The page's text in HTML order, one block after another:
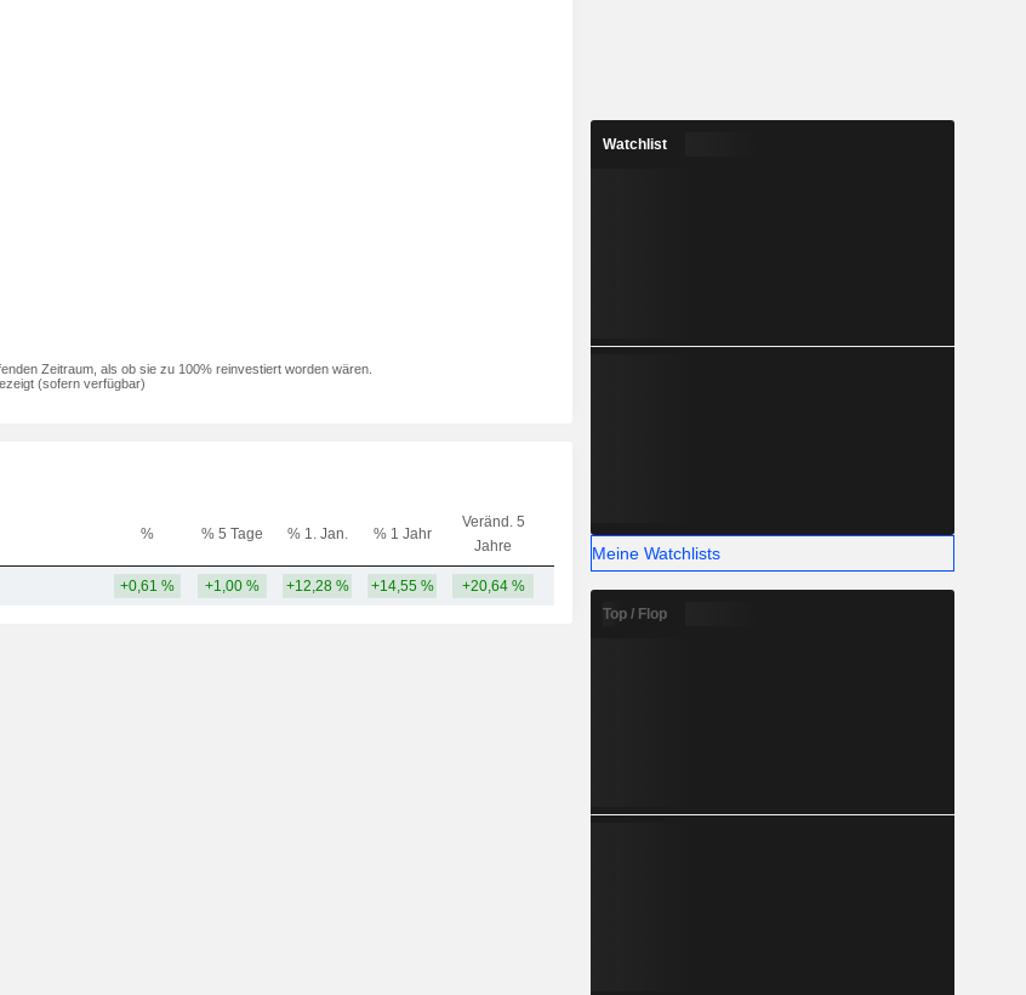
Zeitraum, als ob sie zu 100% reinvestiert worden wären.
(sofern verfügbar)
% % 5 Tage % 1. Jan. % 1 Jahr
Veränd. 5
Jahre
Kap. KF MF LF
+0,61 % +1,00 % +12,28 % +14,55 % +20,64 % 8,19 Mrd.
Watchlist
Meine Watchlists
Top / Flop